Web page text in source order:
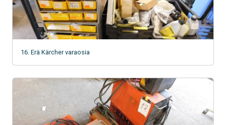
16. Erä Kärcher varaosia